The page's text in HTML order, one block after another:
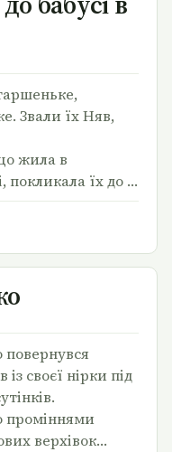
Звали їх Няв,
жила в
покликала їх до …
повернувся
своєї нірки під
проміннями
верхівок…